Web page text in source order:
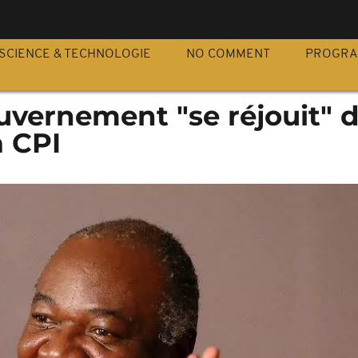
SCIENCE & TECHNOLOGIE NO COMMENT
"se réjouit"
CPI